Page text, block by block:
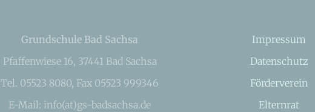
Grundschule Bad Sachsa
Pfaffenwiese 16, 37441 Bad Sachsa
Tel. 05523 8080, Fax 05523 999346
E-Mail: info(at)gs-badsachsa.de
Impressum
Datenschutz
Förderverein
Elternrat